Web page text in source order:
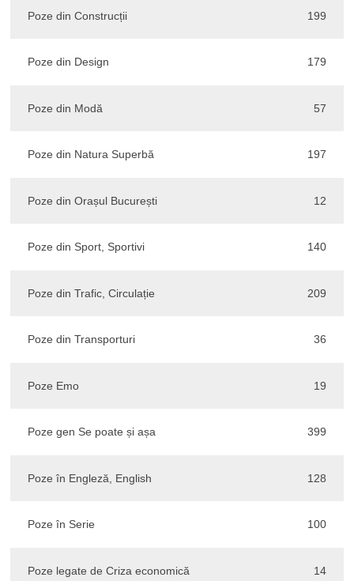
Poze din Construcții 199
Poze din Design 179
Poze din Modă 57
Poze din Natura Superbă 197
Poze din Orașul București 12
Poze din Sport, Sportivi 140
Poze din Trafic, Circulație 209
Poze din Transporturi 36
Poze Emo 19
Poze gen Se poate și așa 399
Poze în Engleză, English 128
Poze în Serie 100
Poze legate de Criza economică 14